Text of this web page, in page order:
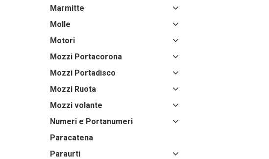
Marmitte
Molle
Motori
Mozzi Portacorona
Mozzi Portadisco
Mozzi Ruota
Mozzi volante
Numeri e Portanumeri
Paracatena
Paraurti